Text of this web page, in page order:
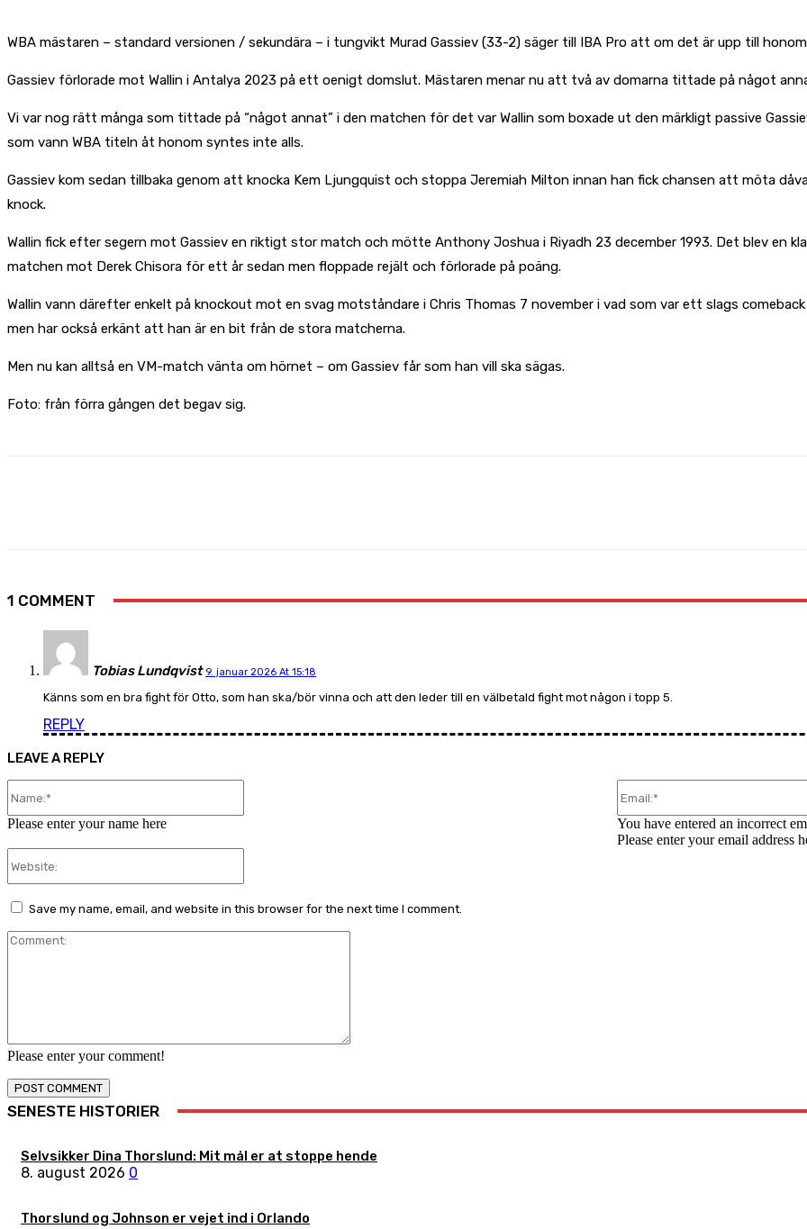
WBA mästaren – standard versionen / sekundära – i tungvikt Murad Gassiev (33-2) säger till IBA Pro att om det är upp till
Gassiev förlorade mot Wallin i Antalya 2023 på ett oenigt domslut. Mästaren menar nu att två av domarna tittade på något
Vi var nog rätt många som tittade på “något annat” i den matchen för det var Wallin som boxade ut den märkligt passive
som vann WBA titeln åt honom syntes inte alls.
Gassiev kom sedan tillbaka genom att knocka Kem Ljungquist och stoppa Jeremiah Milton innan han fick chansen att möta
knock.
Wallin fick efter segern mot Gassiev en riktigt stor match och mötte Anthony Joshua i Riyadh 23 december 1993. Det blev en
matchen mot Derek Chisora för ett år sedan men floppade rejält och förlorade på poäng.
Wallin vann därefter enkelt på knockout mot en svag motståndare i Chris Thomas 7 november i vad som var ett slags
men har också erkänt att han är en bit från de stora matcherna.
Men nu kan alltså en VM-match vänta om hörnet – om Gassiev får som han vill ska sägas.
Foto: från förra gången det begav sig.
1 COMMENT
Tobias Lundqvist 9. januar 2026 At 15:18
Känns som en bra fight för Otto, som han ska/bör vinna och att den leder till en välbetald fight mot någon i topp 5.
REPLY
LEAVE A REPLY
Please enter your comment!
Please enter your name here
You have entered an incorrect
Please enter your email address
Save my name, email, and website in this browser for the next time I comment.
SENESTE HISTORIER
Selvsikker Dina Thorslund: Mit mål er at stoppe hende
8. august 2026 0
Thorslund og Johnson er vejet ind i Orlando